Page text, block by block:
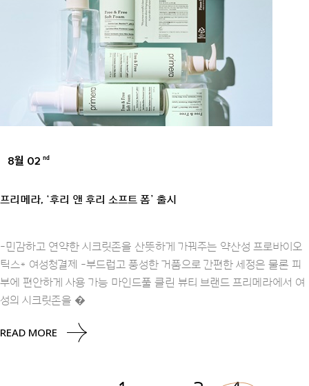
8월 02 nd
프리메라, ‘후리 앤 후리 소프트 폼’ 출시
-민감하고 연약한 시크릿존을 산뜻하게 가꿔주는 약산성 프로바이오
틱스* 여성청결제 -부드럽고 풍성한 거품으로 간편한 세정은 물론 피
부에 편안하게 사용 가능 마인드풀 클린 뷰티 브랜드 프리메라에서 여
성의 시크릿존을 �
READ MORE